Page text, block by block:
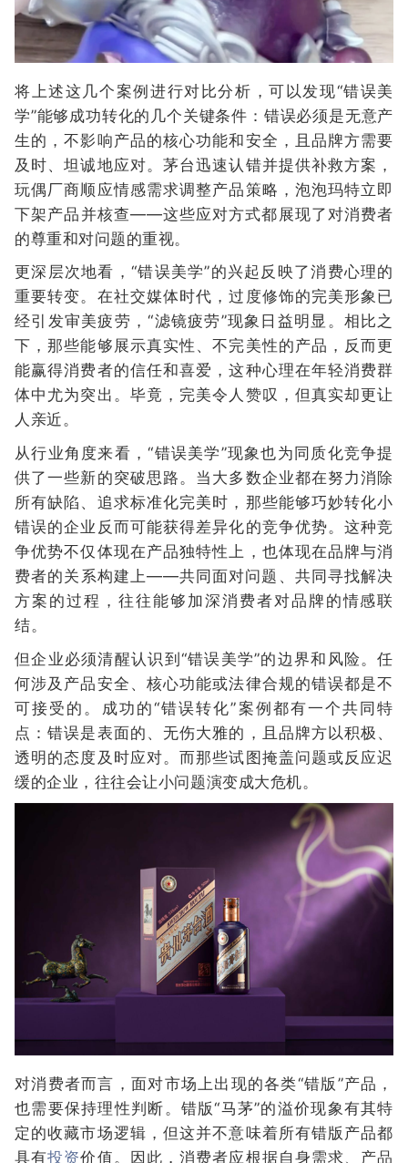
将上述这几个案例进行对比分析，可以发现“错误美
学”能够成功转化的几个关键条件：错误必须是无意产
生的，不影响产品的核心功能和安全，且品牌方需要
及时、坦诚地应对。茅台迅速认错并提供补救方案，
玩偶厂商顺应情感需求调整产品策略，泡泡玛特立即
下架产品并核查——这些应对方式都展现了对消费者
的尊重和对问题的重视。
更深层次地看，“错误美学”的兴起反映了消费心理的
重要转变。在社交媒体时代，过度修饰的完美形象已
经引发审美疲劳，“滤镜疲劳”现象日益明显。相比之
下，那些能够展示真实性、不完美性的产品，反而更
能赢得消费者的信任和喜爱，这种心理在年轻消费群
体中尤为突出。毕竟，完美令人赞叹，但真实却更让
人亲近。
从行业角度来看，“错误美学”现象也为同质化竞争提
供了一些新的突破思路。当大多数企业都在努力消除
所有缺陷、追求标准化完美时，那些能够巧妙转化小
错误的企业反而可能获得差异化的竞争优势。这种竞
争优势不仅体现在产品独特性上，也体现在品牌与消
费者的关系构建上——共同面对问题、共同寻找解决
方案的过程，往往能够加深消费者对品牌的情感联
结。
但企业必须清醒认识到“错误美学”的边界和风险。任
何涉及产品安全、核心功能或法律合规的错误都是不
可接受的。成功的“错误转化”案例都有一个共同特
点：错误是表面的、无伤大雅的，且品牌方以积极、
透明的态度及时应对。而那些试图掩盖问题或反应迟
缓的企业，往往会让小问题演变成大危机。
对消费者而言，面对市场上出现的各类“错版”产品，
也需要保持理性判断。错版“马茅”的溢价现象有其特
定的收藏市场逻辑，但这并不意味着所有错版产品都
具有投资价值。因此，消费者应根据自身需求、产品